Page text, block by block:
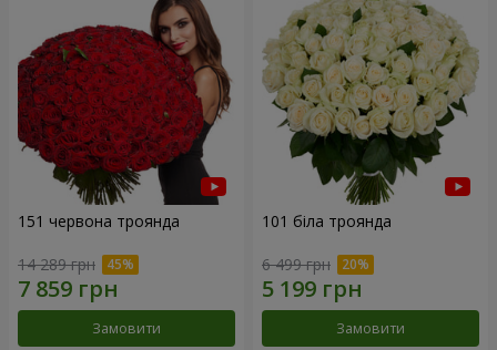
151 червона троянда
14 289 грн
Замовити
101 біла троянда
6 499 грн
Замовити